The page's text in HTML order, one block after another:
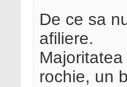
De ce sa
afiliere.
rochie, un